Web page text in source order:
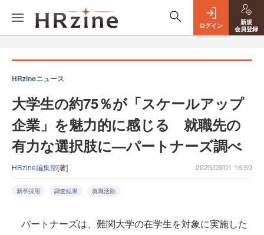
ログイン
新規
会員登録
HRzineニュース
大学生の約75％が「スケールアップ
企業」を魅力的に感じる 就職先の
有力な選択肢に—パートナーズ調べ
HRzine編集部[著] 2025/09/01 16:50
新卒採用 調査結果 就職活動
パートナーズは、難関大学の在学生を対象に実施した